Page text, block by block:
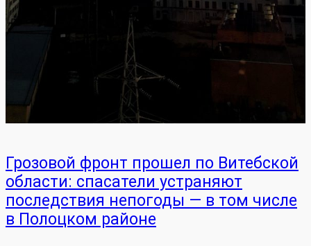
Грозовой фронт прошел по Витебской
области: спасатели устраняют
последствия непогоды — в том числе
в Полоцком районе